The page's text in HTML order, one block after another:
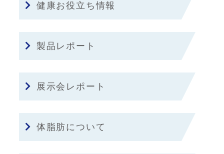
健康お役立ち情報
製品レポート
展示会レポート
体脂肪について